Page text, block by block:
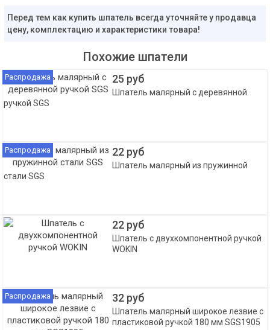
Перед тем как купить шпатель всегда уточняйте у продавца
цену, комплектацию и характеристики товара!
Похожие шпатели
Распродажа 25 руб
Шпатель малярный с деревянной
ручкой SGS
Распродажа 22 руб
Шпатель малярный из пружинной
стали SGS
22 руб
Шпатель c двухкомпонентной ручкой
WOKIN
Распродажа 32 руб
Шпатель малярный широкое лезвие с
пластиковой ручкой 180 мм SGS1905